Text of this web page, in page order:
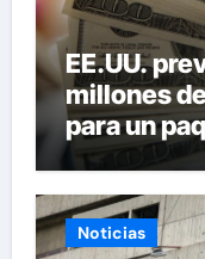
EE.UU.
millones
para un
Noticias